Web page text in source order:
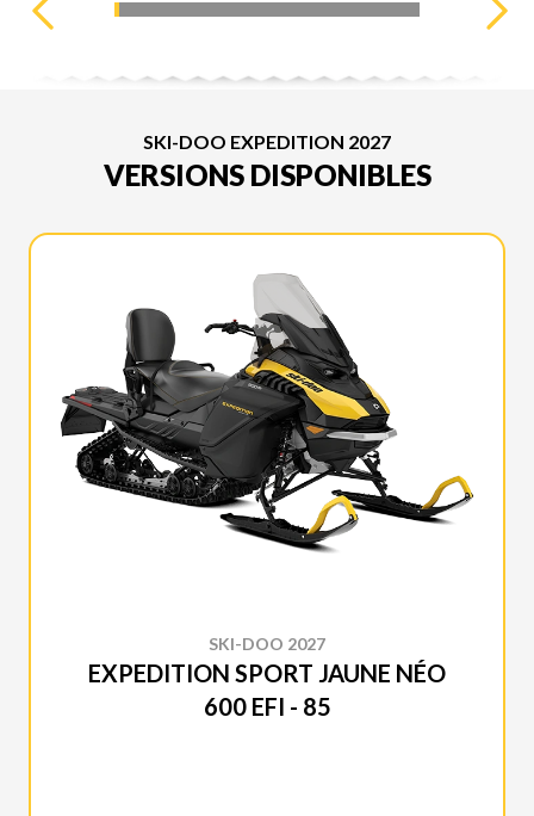
SKI-DOO EXPEDITION 2027
VERSIONS DISPONIBLES
SKI-DOO 2027
EXPEDITION SPORT JAUNE NÉO
600 EFI - 85